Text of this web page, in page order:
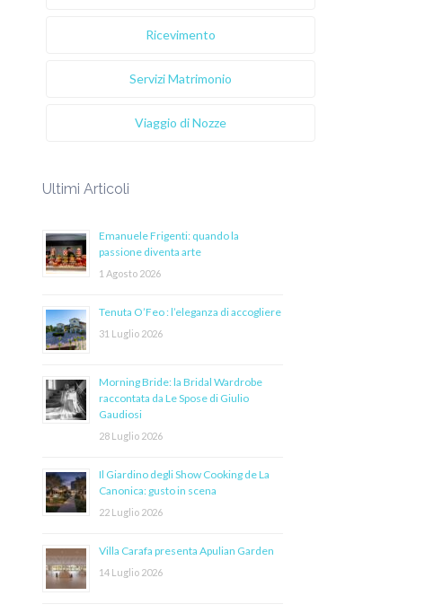
Ricevimento
Servizi Matrimonio
Viaggio di Nozze
Ultimi Articoli
Emanuele Frigenti: quando la
passione diventa arte
1 Agosto 2026
Tenuta O’Feo : l’eleganza di accogliere
31 Luglio 2026
Morning Bride: la Bridal Wardrobe
raccontata da Le Spose di Giulio
Gaudiosi
28 Luglio 2026
Il Giardino degli Show Cooking de La
Canonica: gusto in scena
22 Luglio 2026
Villa Carafa presenta Apulian Garden
14 Luglio 2026